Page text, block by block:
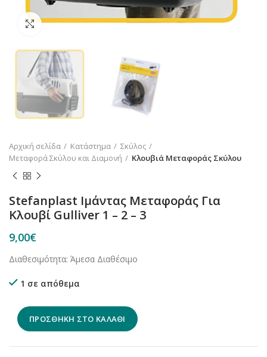
Κλικ για μεγέθυνση
Αρχική σελίδα Κατάστημα
Σκύλος
Μεταφορά Σκύλου και Διαμονή
Κλουβιά Μεταφοράς Σκύλου
Stefanplast Ιμάντας Μεταφοράς Για
Κλουβί Gulliver 1 – 2 – 3
9,00€
Διαθεσιμότητα: Άμεσα Διαθέσιμο
1 σε απόθεμα
ΠΡΟΣΘΉΚΗ ΣΤΟ ΚΑΛΆΘΙ